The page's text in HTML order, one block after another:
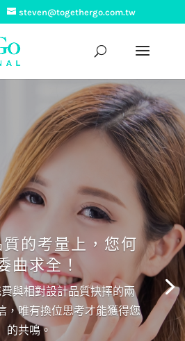
steven@togethergo.com.tw
的考量上，您何
曲求全！
與相對設計品質抉擇的兩
，唯有換位思考才能獲得您
的共鳴。